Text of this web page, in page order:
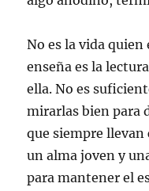
No es la vida
enseña es la
ella. No es
mirarlas bien para
que siempre llevan
un alma joven y
para mantener el